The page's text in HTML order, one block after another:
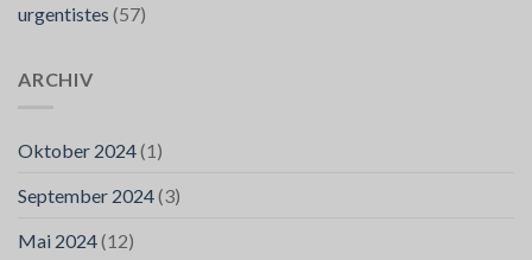
urgentistes (57)
ARCHIV
Oktober 2024(1)
September 2024(3)
Mai 2024(12)